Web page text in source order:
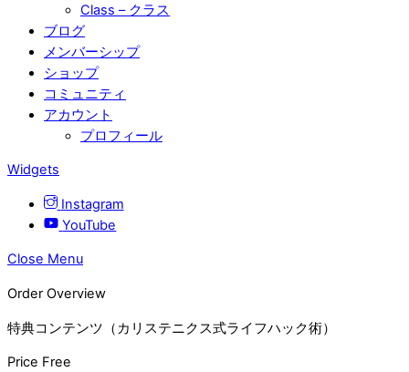
Class – クラス
ブログ
メンバーシップ
ショップ
コミュニティ
アカウント
プロフィール
Widgets
Instagram
YouTube
Close Menu
Order Overview
特典コンテンツ（カリステニクス式ライフハック術）
Price Free